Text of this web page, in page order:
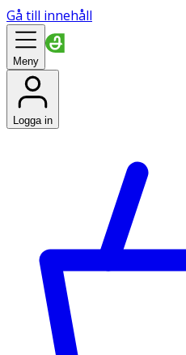
Gå till innehåll
Meny
Logga in